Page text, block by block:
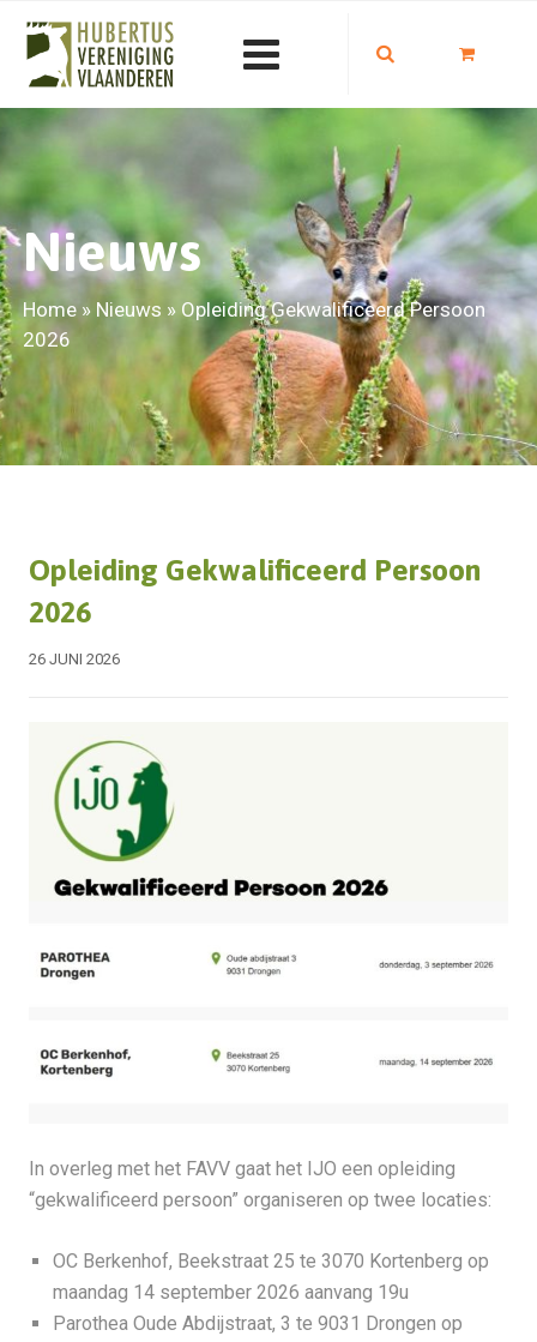
Nieuws
Home» Nieuws » Opleiding Gekwalificeerd Persoon
2026
Opleiding Gekwalificeerd Persoon
2026
26 JUNI 2026
In overleg met het FAVV gaat het IJO een opleiding
“gekwalificeerd persoon” organiseren op twee locaties:
OC Berkenhof, Beekstraat 25 te 3070 Kortenberg op
maandag 14 september 2026 aanvang 19u
Parothea Oude Abdijstraat, 3 te 9031 Drongen op